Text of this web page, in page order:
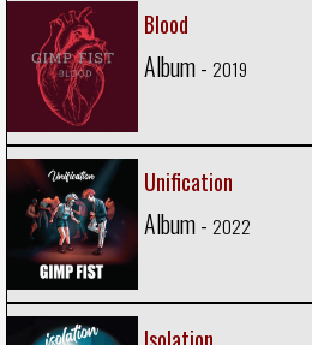
Blood
Album - 2019
Unification
Album - 2022